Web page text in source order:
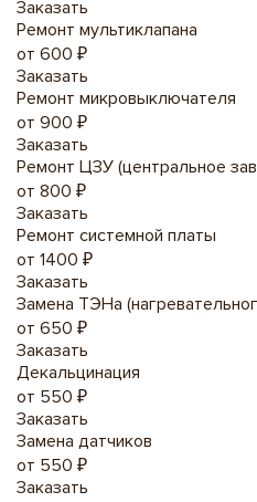
Заказать
Ремонт мультиклапана
от 600 ₽
Заказать
Ремонт микровыключателя
от 900 ₽
Заказать
Ремонт ЦЗУ (центральное
от 800 ₽
Заказать
Ремонт системной платы
от 1400 ₽
Заказать
Замена ТЭНа
от 650 ₽
Заказать
Декальцинация
от 550 ₽
Заказать
Замена датчиков
от 550 ₽
Заказать